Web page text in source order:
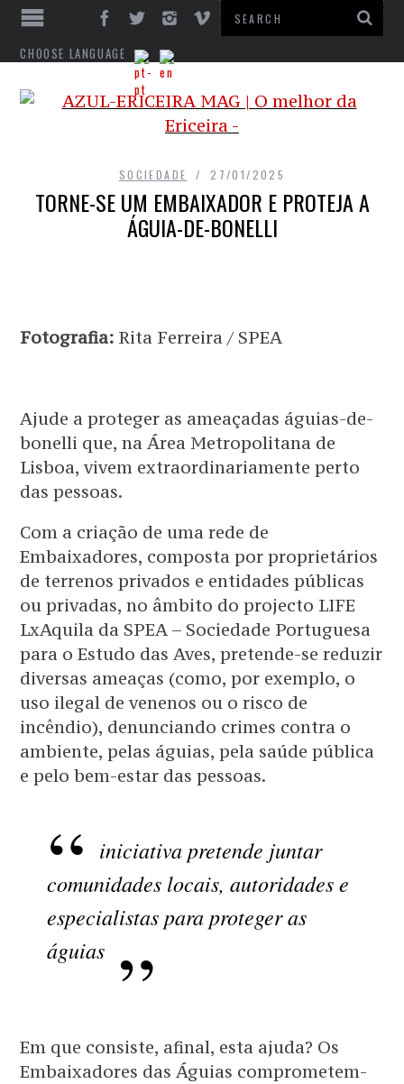
CHOOSE LANGUAGE
SOCIEDADE 27/01/2025
TORNE-SE UM EMBAIXADOR E PROTEJA A
ÁGUIA-DE-BONELLI
Fotografia: Rita Ferreira / SPEA
Ajude a proteger as ameaçadas águias-de-
bonelli que, na Área Metropolitana de
Lisboa, vivem extraordinariamente perto
das pessoas.
Com a criação de uma rede de
Embaixadores, composta por proprietários
de terrenos privados e entidades públicas
ou privadas, no âmbito do projecto LIFE
LxAquila da SPEA – Sociedade Portuguesa
para o Estudo das Aves, pretende-se reduzir
diversas ameaças (como, por exemplo, o
uso ilegal de venenos ou o risco de
incêndio), denunciando crimes contra o
ambiente, pelas águias, pela saúde pública
e pelo bem-estar das pessoas.
iniciativa pretende juntar
comunidades locais, autoridades e
especialistas para proteger as
águias
Em que consiste, afinal, esta ajuda? Os
Embaixadores das Águias comprometem-